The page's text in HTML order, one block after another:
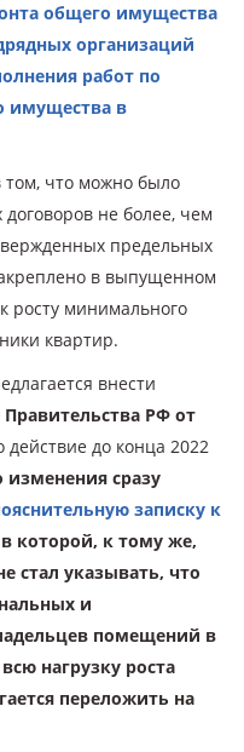
общего имущества
организаций
работ по
имущества в
том, что можно было
не более, чем
предельных
в выпущенном
росту минимального
квартир.
внести
Правительства РФ от
действие до конца 2022
изменения сразу
записку к
которой, к тому же,
стал указывать, что
и
помещений в
нагрузку роста
переложить на